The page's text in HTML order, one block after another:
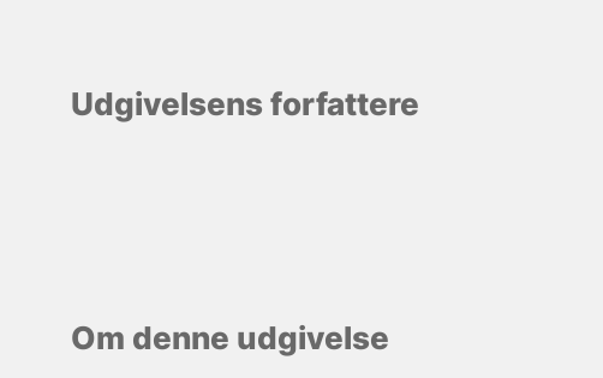
Udgivelsens forfattere
Om denne udgivelse